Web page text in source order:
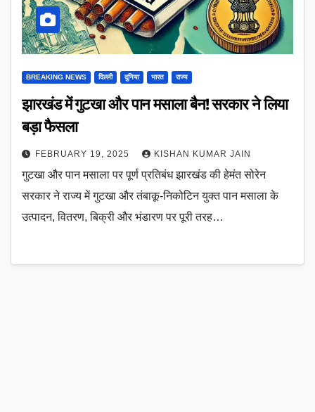
BREAKING NEWS दिल्ली दुनिया भारत राज्य
झारखंड में गुटखा और पान मसाला बैन! सरकार ने लिया
बड़ा फैसला
FEBRUARY 19, 2025 KISHAN KUMAR JAIN
गुटखा और पान मसाला पर पूर्ण प्रतिबंध झारखंड की हेमंत सोरेन
सरकार ने राज्य में गुटखा और तंबाकू-निकोटिन युक्त पान मसाला के
उत्पादन, वितरण, बिक्री और भंडारण पर पूरी तरह…